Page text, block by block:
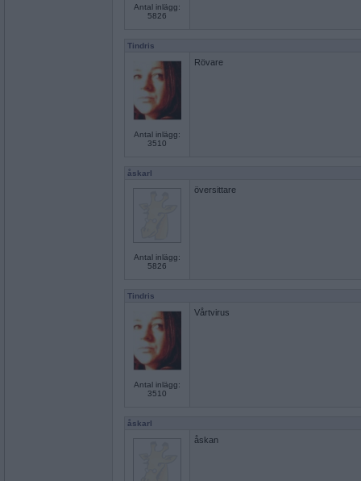
Antal inlägg:
5826
Tindris
Antal inlägg:
3510
Rövare
åskarl
Antal inlägg:
5826
översittare
Tindris
Antal inlägg:
3510
Vårtvirus
åskarl
åskan